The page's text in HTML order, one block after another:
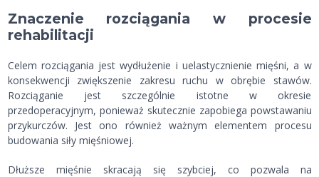
Znaczenie rozciągania w procesie
rehabilitacji
Celem rozciągania jest wydłużenie i uelastycznienie mięśni, a w
konsekwencji zwiększenie zakresu ruchu w obrębie stawów.
Rozciąganie jest szczególnie istotne w okresie
przedoperacyjnym, ponieważ skutecznie zapobiega powstawaniu
przykurczów. Jest ono również ważnym elementem procesu
budowania siły mięśniowej.
Dłuższe mięśnie skracają się szybciej, co pozwala na